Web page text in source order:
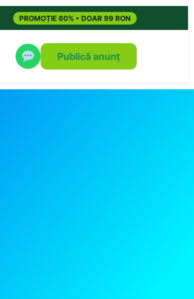
PROMOȚIE 60% • DOAR 99 RON
Publică anunț